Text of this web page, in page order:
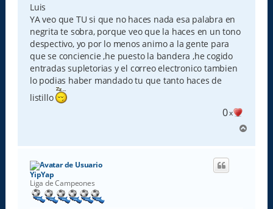
Luis
YA veo que TU si que no haces nada esa palabra en
negrita te sobra, porque veo que la haces en un tono
despectivo, yo por lo menos animo a la gente para
que se conciencie ,he puesto la bandera ,he cogido
entradas supletorias y el correo electronico tambien
lo podias haber mandado tu que tanto haces de
listillo
0x
r
YipYap
Liga de Campeones